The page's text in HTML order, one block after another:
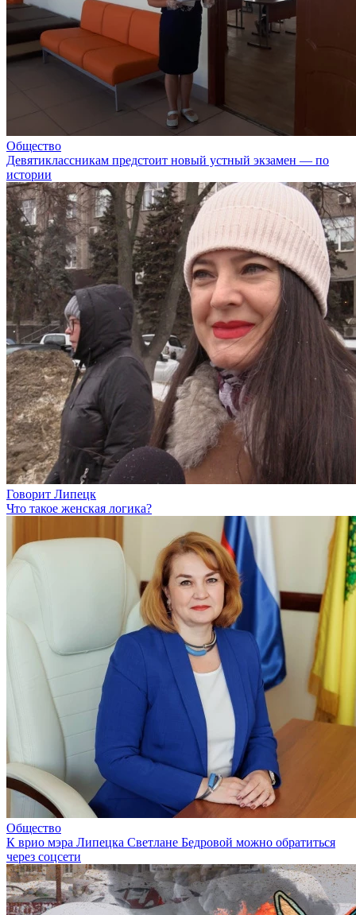
Общество
Девятиклассникам предстоит новый устный экзамен — по
истории
Говорит Липецк
Что такое женская логика?
Общество
К врио мэра Липецка Светлане Бедровой можно обратиться
через соцсети